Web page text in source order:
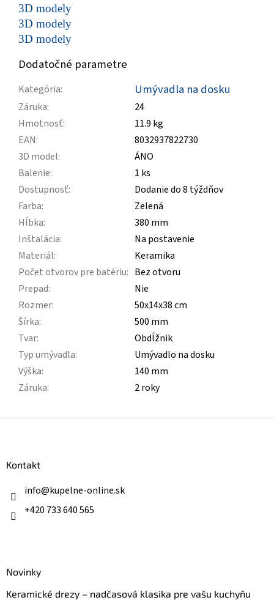
3D modely
3D modely
3D modely
Dodatočné parametre
Kategória: Umývadla na dosku
Záruka:
24
Hmotnosť:
11.9 kg
EAN:
8032937822730
3D model:
ÁNO
Balenie:
1 ks
Dostupnosť:
Dodanie do 8 týždňov
Farba:
Zelená
Hĺbka:
380 mm
Inštalácia:
Na postavenie
Materiál:
Keramika
Počet otvorov pre batériu: Bez otvoru
Prepad:
Nie
Rozmer:
50x14x38 cm
Šírka:
500 mm
Tvar:
Obdĺžnik
Typ umývadla:
Umývadlo na dosku
Výška:
140 mm
Záruka: 2 roky
Kontakt
info@kupelne-online.sk
+420 733 640 565
Novinky
Keramické drezy – nadčasová klasika pre vašu kuchyňu